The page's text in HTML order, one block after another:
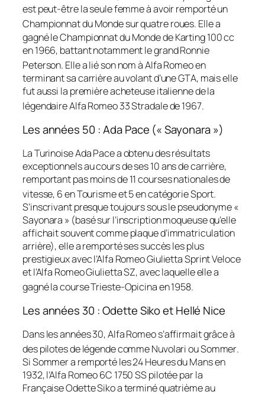
est peut-être la seule femme à avoir remporté un
Championnat du Monde sur quatre roues. Elle a
gagné le Championnat du Monde de Karting 100 cc
en 1966, battant notamment le grand Ronnie
Peterson. Elle a lié son nom à Alfa Romeo en
terminant sa carrière au volant d’une GTA, mais elle
fut aussi la première acheteuse italienne de la
légendaire Alfa Romeo 33 Stradale de 1967.
Les années 50 : Ada Pace (« Sayonara »)
La Turinoise Ada Pace a obtenu des résultats
exceptionnels au cours de ses 10 ans de carrière,
remportant pas moins de 11 courses nationales de
vitesse, 6 en Tourisme et 5 en catégorie Sport.
S’inscrivant presque toujours sous le pseudonyme «
Sayonara » (basé sur l’inscription moqueuse qu’elle
affichait souvent comme plaque d’immatriculation
arrière), elle a remporté ses succès les plus
prestigieux avec l’Alfa Romeo Giulietta Sprint Veloce
et l’Alfa Romeo Giulietta SZ, avec laquelle elle a
gagné la course Trieste-Opicina en 1958.
Les années 30 : Odette Siko et Hellé Nice
Dans les années 30, Alfa Romeo s’affirmait grâce à
des pilotes de légende comme Nuvolari ou Sommer.
Si Sommer a remporté les 24 Heures du Mans en
1932, l’Alfa Romeo 6C 1750 SS pilotée par la
Française Odette Siko a terminé quatrième au